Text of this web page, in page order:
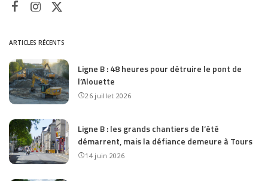
ARTICLES RÉCENTS
Ligne B : 48 heures pour détruire le pont de
l’Alouette
26 juillet 2026
Ligne B : les grands chantiers de l’été
démarrent, mais la défiance demeure à Tours
14 juin 2026